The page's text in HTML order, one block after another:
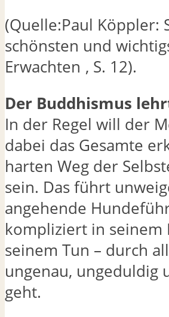
(Quelle:Paul Köppler:
schönsten und
Erwachten , S. 12).
Der Buddhismus
In der Regel will der
dabei das Gesamte
harten Weg der
sein. Das führt
angehende
kompliziert in seinem
seinem Tun – durch
ungenau, ungeduldig
geht.